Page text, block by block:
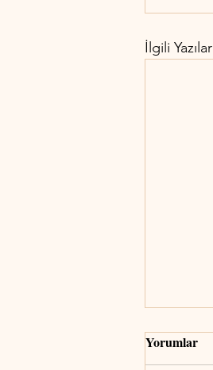
İlgili Yazılar
Yorumlar